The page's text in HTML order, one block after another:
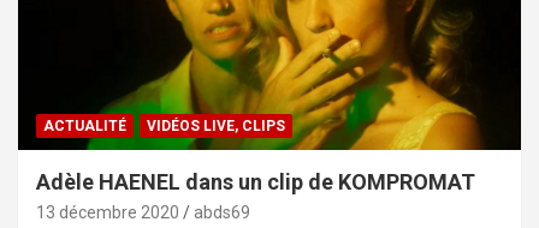
ACTUALITÉ VIDÉOS LIVE, CLIPS
Adèle HAENEL dans un clip de KOMPROMAT
13 décembre 2020 abds69